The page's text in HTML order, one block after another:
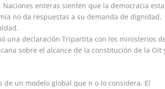
enteras sienten que la democracia esta
no da respuestas a su demanda de dignidad.
una declaración Tripartita con los ministerios
sobre el alcance de la constitución de la Oit
un modelo global que n o lo considera. El